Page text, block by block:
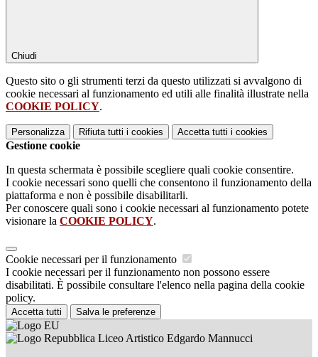
Chiudi
Questo sito o gli strumenti terzi da questo utilizzati si avvalgono di
cookie necessari al funzionamento ed utili alle finalità illustrate nella
COOKIE POLICY.
Personalizza Rifiuta tutti i cookies Accetta tutti i cookies
Gestione cookie
In questa schermata è possibile scegliere quali cookie consentire.
I cookie necessari sono quelli che consentono il funzionamento della
piattaforma e non è possibile disabilitarli.
Per conoscere quali sono i cookie necessari al funzionamento potete
visionare la COOKIE POLICY.
Cookie necessari per il funzionamento
I cookie necessari per il funzionamento non possono essere
disabilitati. È possibile consultare l'elenco nella pagina della cookie
policy.
Accetta tutti Salva le preferenze
Liceo Artistico Edgardo Mannucci